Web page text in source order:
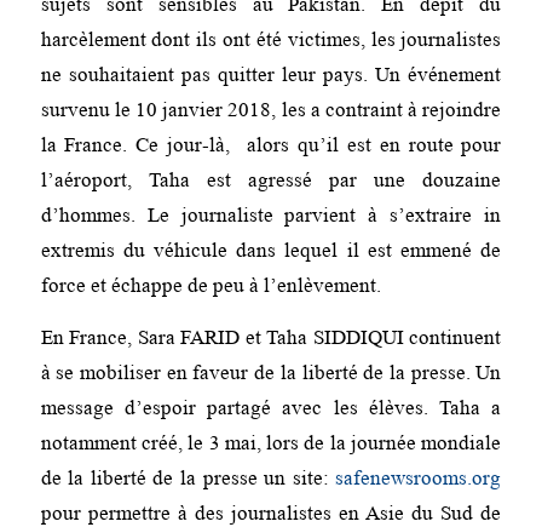
harcèlement dont ils ont été victimes, les journalistes
ne souhaitaient pas quitter leur pays. Un événement
survenu le 10 janvier 2018, les a contraint à rejoindre
la France. Ce jour-là, alors qu’il est en route pour
l’aéroport, Taha est agressé par une douzaine
d’hommes. Le journaliste parvient à s’extraire in
extremis du véhicule dans lequel il est emmené de
force et échappe de peu à l’enlèvement.
En France, Sara FARID et Taha SIDDIQUI continuent
à se mobiliser en faveur de la liberté de la presse. Un
message d’espoir partagé avec les élèves. Taha a
notamment créé, le 3 mai, lors de la journée mondiale
de la liberté de la presse un site:safenewsrooms.org
pour permettre à des journalistes en Asie du Sud de